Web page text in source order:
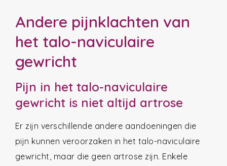
Andere pijnklachten van
het talo-naviculaire
gewricht
Pijn in het talo-naviculaire
gewricht is niet altijd artrose
Er zijn verschillende andere aandoeningen die
pijn kunnen veroorzaken in het talo-naviculaire
gewricht, maar die geen artrose zijn. Enkele